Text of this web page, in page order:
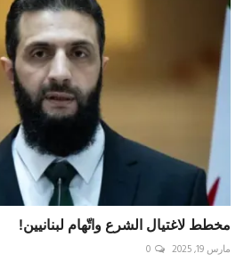
مخطط لاغتيال الشرع واتّهام لبنانيين!
مارس 19, 2025 0